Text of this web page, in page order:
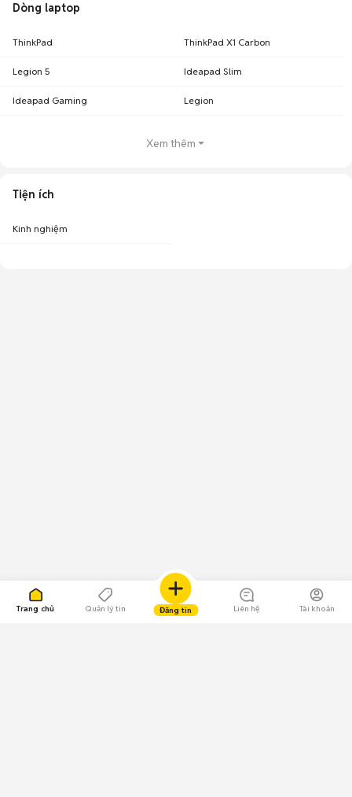
Trang chủ Quản lý tin Đăng tin Liên hệ Tài khoản
Dòng laptop
ThinkPad ThinkPad X1 Carbon
Legion 5 Ideapad Slim
Ideapad Gaming Legion
Xem thêm
Tiện ích
Kinh nghiệm